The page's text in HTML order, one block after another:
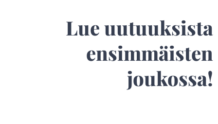
Lue uutuuksista
ensimmäisten
joukossa!